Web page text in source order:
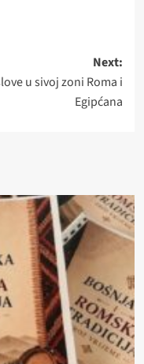
Next:
u sivoj zoni Roma i
Egipćana